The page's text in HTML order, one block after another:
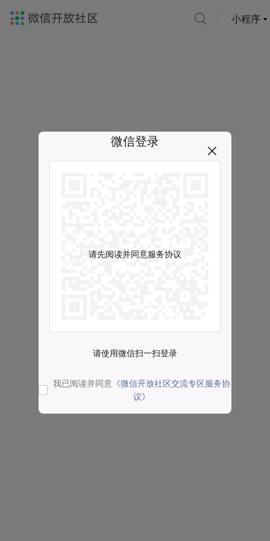
小程序
微信登录
请先阅读并同意服务协议
请使用微信扫一扫登录
我已阅读并同意 《微信开放社区交流专区服务协
议》